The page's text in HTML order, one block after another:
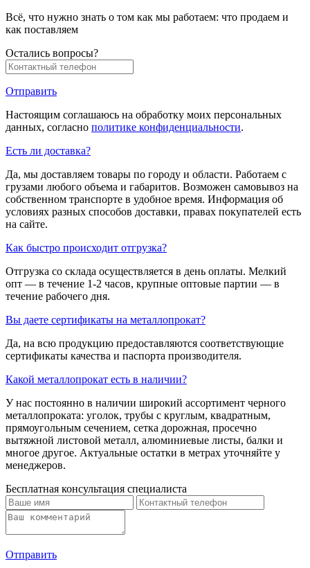
Всё, что нужно знать о том как мы работаем: что продаем и
как поставляем
Остались вопросы?
Отправить
Настоящим соглашаюсь на обработку моих персональных
данных, согласно политике конфиденциальности.
Есть ли доставка?
Да, мы доставляем товары по городу и области. Работаем с
грузами любого объема и габаритов. Возможен самовывоз на
собственном транспорте в удобное время. Информация об
условиях разных способов доставки, правах покупателей есть
на сайте.
Как быстро происходит отгрузка?
Отгрузка со склада осуществляется в день оплаты. Мелкий
опт — в течение 1-2 часов, крупные оптовые партии — в
течение рабочего дня.
Вы даете сертификаты на металлопрокат?
Да, на всю продукцию предоставляются соответствующие
сертификаты качества и паспорта производителя.
Какой металлопрокат есть в наличии?
У нас постоянно в наличии широкий ассортимент черного
металлопроката: уголок, трубы с круглым, квадратным,
прямоугольным сечением, сетка дорожная, просечно
вытяжной листовой металл, алюминиевые листы, балки и
многое другое. Актуальные остатки в метрах уточняйте у
менеджеров.
Бесплатная консультация специалиста
Отправить